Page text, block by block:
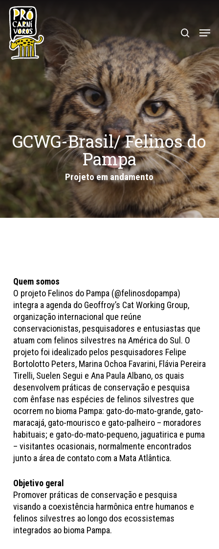
Skip
main
content
Menu
GCWG-Brasil/ Felinos do
Pampa
Projeto em andamento
Quem somos
O projeto Felinos do Pampa (@felinosdopampa)
integra a agenda do Geoffroy’s Cat Working Group,
organização internacional que reúne
conservacionistas, pesquisadores e entusiastas que
atuam com felinos silvestres na América do Sul. O
projeto foi idealizado pelos pesquisadores Felipe
Bortolotto Peters, Marina Ochoa Favarini, Flávia Pereira
Tirelli, Suelen Segui e Ana Paula Albano, os quais
desenvolvem práticas de conservação e pesquisa
com ênfase nas espécies de felinos silvestres que
ocorrem no bioma Pampa: gato-do-mato-grande, gato-
maracajá, gato-mourisco e gato-palheiro – moradores
habituais; e gato-do-mato-pequeno, jaguatirica e puma
– visitantes ocasionais, normalmente encontrados
junto a área de contato com a Mata Atlântica.
Objetivo geral
Promover práticas de conservação e pesquisa
visando a coexistência harmônica entre humanos e
felinos silvestres ao longo dos ecossistemas
integrados ao bioma Pampa.